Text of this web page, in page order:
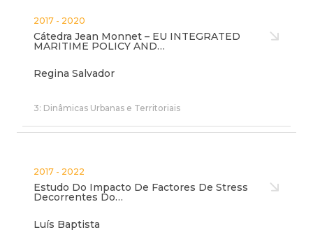
2017 - 2020
Cátedra Jean Monnet – EU INTEGRATED
MARITIME POLICY AND…
Regina Salvador
3: Dinâmicas Urbanas e Territoriais
2017 - 2022
Estudo Do Impacto De Factores De Stress
Decorrentes Do…
Luís Baptista